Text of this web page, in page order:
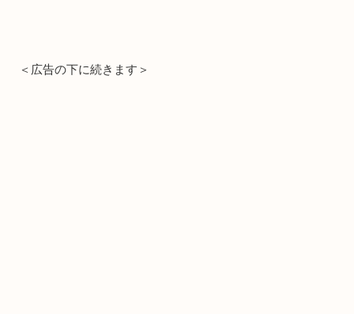
＜広告の下に続きます＞